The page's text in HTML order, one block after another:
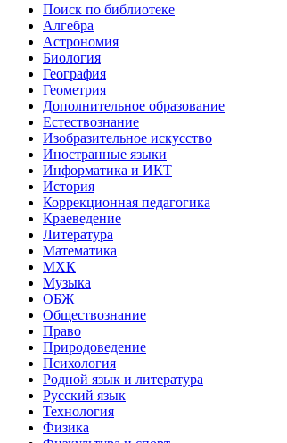
Поиск по библиотеке
Алгебра
Астрономия
Биология
География
Геометрия
Дополнительное образование
Естествознание
Изобразительное искусство
Иностранные языки
Информатика и ИКТ
История
Коррекционная педагогика
Краеведение
Литература
Математика
МХК
Музыка
ОБЖ
Обществознание
Право
Природоведение
Психология
Родной язык и литература
Русский язык
Технология
Физика